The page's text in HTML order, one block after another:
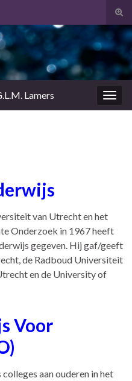
Lamers
van Utrecht en het
Onderzoek in 1967 heeft
gegeven. Hij gaf/geeft
de Radboud Universiteit
en de University of
Voor
aan ouderen in het